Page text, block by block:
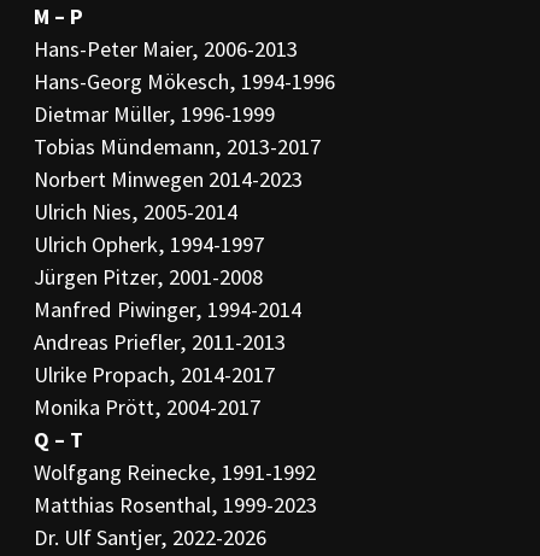
M – P
Hans-Peter Maier, 2006-2013
Hans-Georg Mökesch, 1994-1996
Dietmar Müller, 1996-1999
Tobias Mündemann, 2013-2017
Norbert Minwegen 2014-2023
Ulrich Nies, 2005-2014
Ulrich Opherk, 1994-1997
Jürgen Pitzer, 2001-2008
Manfred Piwinger, 1994-2014
Andreas Priefler, 2011-2013
Ulrike Propach, 2014-2017
Monika Prött, 2004-2017
Q – T
Wolfgang Reinecke, 1991-1992
Matthias Rosenthal, 1999-2023
Dr. Ulf Santjer, 2022-2026